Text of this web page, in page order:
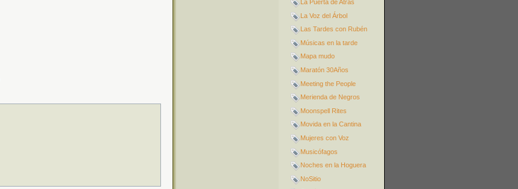
La Puerta de Atrás
La Voz del Árbol
Las Tardes con Rubén
Músicas en la tarde
Mapa mudo
Maratón 30Años
Meeting the People
Merienda de Negros
Moonspell Rites
Movida en la Cantina
Mujeres con Voz
Musicófagos
Noches en la Hoguera
NoSitio